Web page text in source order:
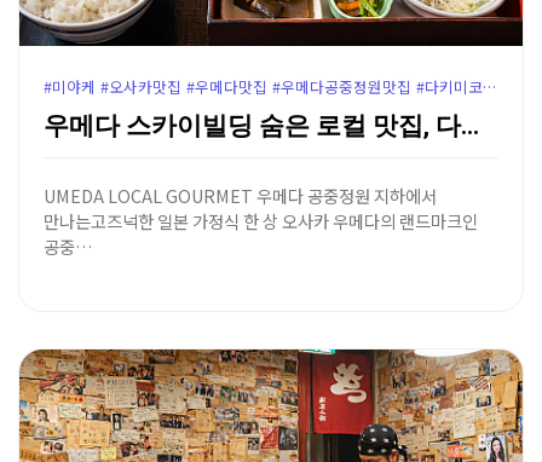
#미야케 #오사카맛집 #우메다맛집 #우메다공중정원맛집 #다키미코지맛집 #오사카일본가정식 #우메다공중정원 #다키미코지미야케 #우메다점심추천 #오사카로컬맛집 #윤가이드추천
우메다 스카이빌딩 숨은 로컬 맛집, 다키미코지 일본 가…
UMEDA LOCAL GOURMET 우메다 공중정원 지하에서
만나는고즈넉한 일본 가정식 한 상 오사카 우메다의 랜드마크인
공중…